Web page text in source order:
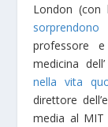
London (con
sorprendono
professore
medicina
nella vita
direttore
media al MIT